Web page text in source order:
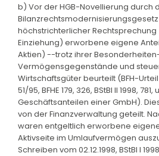
b) Vor der HGB-Novellierung durch
höchstrichterlicher
Einziehung) erworbene eigene
Aktien) --trotz ihrer
Vermögensgegenstände und
Wirtschaftsgüter beurteilt (BFH-Urteil
51/95, BFHE 179, 326, BStBl II 1998,
Geschäftsanteilen einer GmbH).
von der Finanzverwaltung geteilt.
waren entgeltlich erworbene
Aktivseite im Umlaufvermögen
Schreiben vom 02.12.1998, BStBl I